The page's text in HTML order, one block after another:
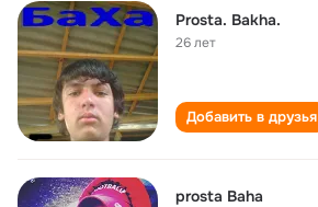
Prosta. Bakha.
26 лет
Добавить в друзья
prosta Baha